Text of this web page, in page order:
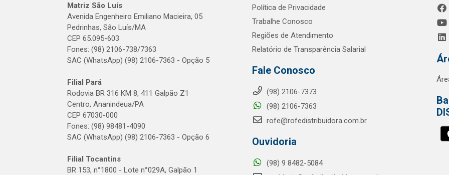
Matriz São Luís
Avenida Engenheiro Emiliano Macieira, 05
Pedrinhas, São Luís/MA
CEP 65.095-603
Fones: (98) 2106-738/7363
SAC (WhatsApp) (98) 2106-7363 - Opção 5
Filial Pará
Rodovia BR 316 KM 8, 411 Galpão Z1
Centro, Ananindeua/PA
CEP 67030-000
Fones: (98) 98481-4090
SAC (WhatsApp) (98) 2106-7363 - Opção 6
Filial Tocantins
BR 153, n°1800 - Lote n°029A, Galpão 1
Política de Privacidade
Trabalhe Conosco
Regiões de Atendimento
Relatório de Transparência Salarial
Fale Conosco
(98) 2106-7373
(98) 2106-7363
rofe@rofedistribuidora.com.br
Ouvidoria
(98) 9 8482-5084